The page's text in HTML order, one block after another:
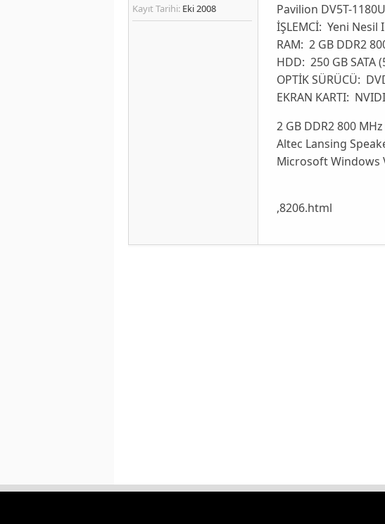
Kayıt Tarihi: Eki 2008
Pavilion DV5T-
İŞLEMCİ: Yeni Nesil
RAM: 2 GB DDR2
HDD: 250 GB SATA
OPTİK SÜRÜCÜ:
EKRAN KARTI:
2 GB DDR2 800
Altec Lansing
Microsoft Windows
,8206.html